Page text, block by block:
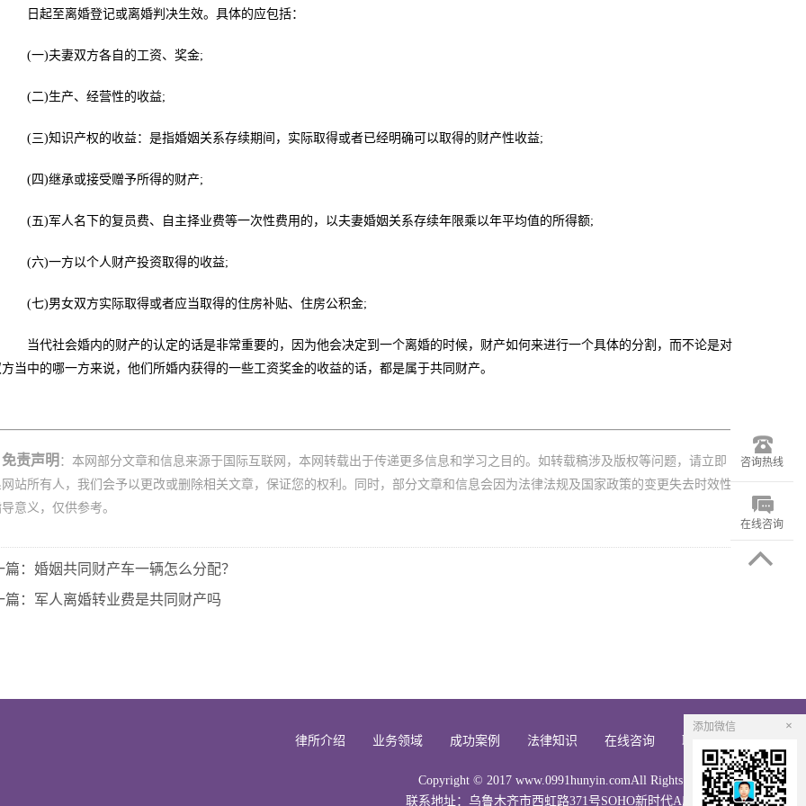
日起至离婚登记或离婚判决生效。具体的应包括：
(一)夫妻双方各自的工资、奖金;
(二)生产、经营性的收益;
(三)知识产权的收益：是指婚姻关系存续期间，实际取得或者已经明确可以取得的财产性收益;
(四)继承或接受赠予所得的财产;
(五)军人名下的复员费、自主择业费等一次性费用的，以夫妻婚姻关系存续年限乘以年平均值的所得额;
(六)一方以个人财产投资取得的收益;
(七)男女双方实际取得或者应当取得的住房补贴、住房公积金;
当代社会婚内的财产的认定的话是非常重要的，因为他会决定到一个离婚的时候，财产如何来进行一个具体的分割，而不论是对
当中的哪一方来说，他们所婚内获得的一些工资奖金的收益的话，都是属于共同财产。
免责声明 ：本网部分文章和信息来源于国际互联网，本网转载出于传递更多信息和学习之目的。如转载稿涉及版权等问题，请立即
站所有人，我们会予以更改或删除相关文章，保证您的权利。同时，部分文章和信息会因为法律法规及国家政策的变更失去时效性
意义，仅供参考。
篇：婚姻共同财产车一辆怎么分配？
篇：军人离婚转业费是共同财产吗
律所介绍 业务领域 成功案例 法律知识 在线咨询 联系我们
Copyright © 2017 www.0991hunyin.comAll Rights Reserved
联系地址：乌鲁木齐市西虹路371号SOHO新时代A座2201室
咨询热线
在线咨询
添加微信 ×